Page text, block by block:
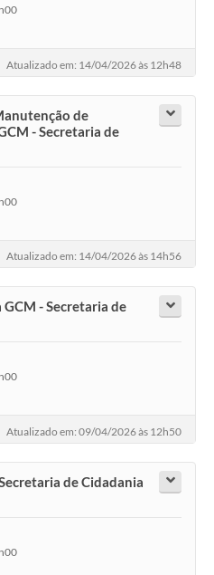
Atualizado em: 14/04/2026 às 12h48
de
- Secretaria de
Atualizado em: 14/04/2026 às 14h56
- Secretaria de
Atualizado em: 09/04/2026 às 12h50
de Cidadania